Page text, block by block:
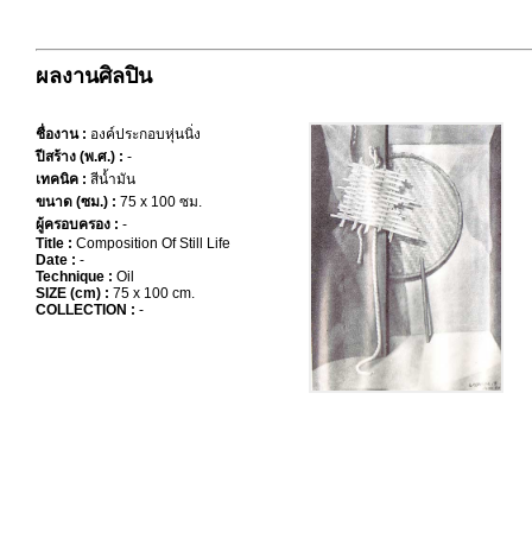
ผลงานศิลปิน
ชื่องาน : องค์ประกอบหุ่นนิ่ง
ปีสร้าง (พ.ศ.) : -
เทคนิค : สีน้ำมัน
ขนาด (ซม.) : 75 x 100 ซม.
ผู้ครอบครอง : -
Title : Composition Of Still Life
Date : -
Technique : Oil
SIZE (cm) : 75 x 100 cm.
COLLECTION : -